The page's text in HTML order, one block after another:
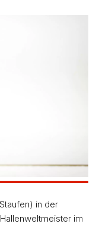
in der
im